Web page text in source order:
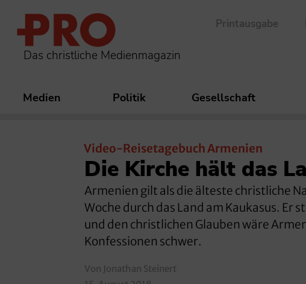
Das christliche Medienmagazin
Printausgabe
Medien Politik Gesellschaft
Video-Reisetagebuch Armenien
Die Kirche hält das
Armenien gilt als die älteste christliche
Woche durch das Land am Kaukasus.
und den christlichen Glauben wäre
Konfessionen schwer.
Von Jonathan Steinert